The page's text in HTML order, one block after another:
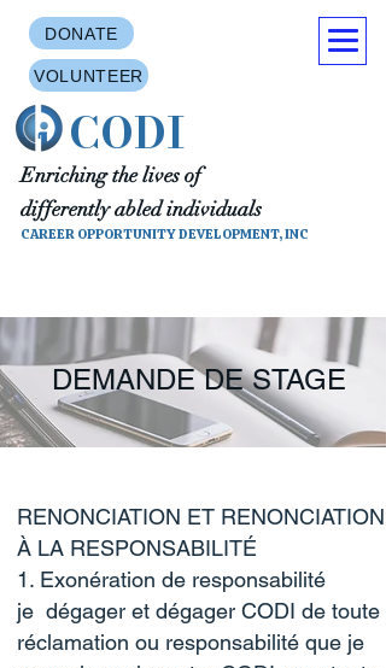
CAREER OPPORTUNITY DEVELOPMENT, INC
Enriching the lives of
differently abled individuals
CODI
DONATE
VOLUNTEER
DEMANDE DE STAGE
RENONCIATION ET RENONCIATION
À LA RESPONSABILITÉ
1. Exonération de responsabilité
je dégager et dégager CODI de toute
réclamation ou responsabilité que je